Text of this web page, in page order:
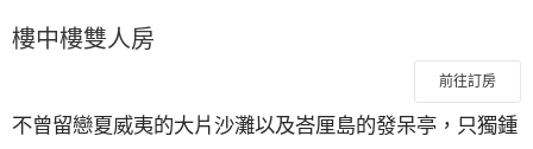
樓中樓雙人房
前往訂房
不曾留戀夏威夷的大片沙灘以及峇厘島的發呆亭，只獨鍾